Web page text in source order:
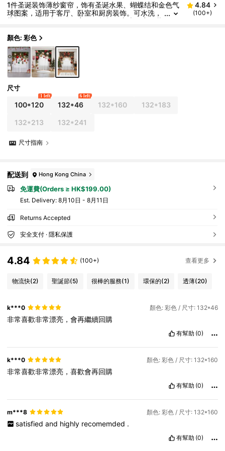
1件圣诞装饰薄纱窗帘，饰有圣诞水果、蝴蝶结和金色气
球图案，适用于客厅、卧室和厨房装饰。可水洗，
带杆袋，叶子和铃铛图案，100克/平方米。家居装
4.84
(100+)
顏色: 彩色
尺寸
100*120
1 left
132*46
6 left
132*160 132*183
132*213 132*241
尺寸指南
配送到 Hong Kong China
免運費(Orders ≥ HK$199.00)
​Est. Delivery: 8月10日 - 8月11日
Returns Accepted
安全支付 · 隱私保護
4.84 (100+) 查看更多
物流快(2) 聖誕節(5) 很棒的服務(1) 環保的(2) 透薄(20)
k***0 顏色: 彩色 / 尺寸: 132*46
非常喜歡非常漂亮，會再繼續回購
有幫助 (0)
k***0 顏色: 彩色 / 尺寸: 132*160
非常喜歡非常漂亮，喜歡會再回購
有幫助 (0)
m***8 顏色: 彩色 / 尺寸: 132*160
satisfied and highly recomemded .
有幫助 (0)